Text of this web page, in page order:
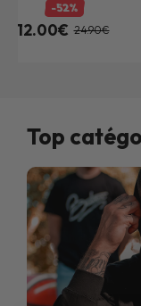
-52%
12.00€ 24.90€
Top